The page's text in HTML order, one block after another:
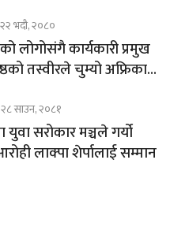
भदौ, २०८०
लोगोसंगै कार्यकारी प्रमुख
तस्वीरले चुम्यो अफ्रिकाको
साउन, २०८१
सरोकार मञ्चले गर्यो
लाक्पा शेर्पालाई सम्मान